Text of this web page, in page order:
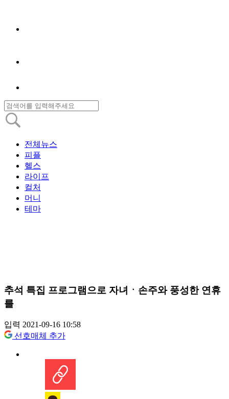
전체뉴스
피플
헬스
라이프
컬처
머니
테마
추석 특집 프로그램으로 자녀ㆍ손주와 풍성한 연휴
를
입력 2021-09-16 10:58
선호매체 추가